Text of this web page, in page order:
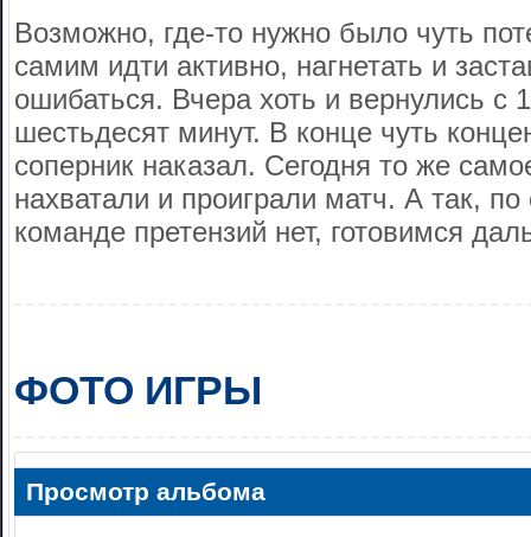
Возможно, где-то нужно было чуть
самим идти активно, нагнетать и
ошибаться. Вчера хоть и вернулись с
шестьдесят минут. В конце чуть
соперник наказал. Сегодня то же
нахватали и проиграли матч. А так, по
команде претензий нет, готовимся
ФОТО ИГРЫ
Просмотр альбома